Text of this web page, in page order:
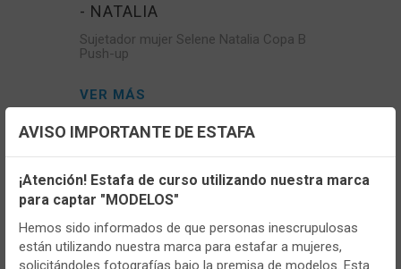
- NATALIA
Sujetador mujer Selene Natalia Copa B
Push-up
VER MÁS
Configuración de cookies
Utilizamos cookies propias y de terceros, de sesión o
persistentes, para hacer funcionar de manera segura nuestra
página web y personalizar su contenido.
AVISO IMPORTANTE DE ESTAFA
¡Atención! Estafa de curso utilizando nuestra marca
para captar "MODELOS"
Hemos sido informados de que personas inescrupulosas
están utilizando nuestra marca para estafar a mujeres,
solicitándoles fotografías bajo la premisa de modelos. Esta